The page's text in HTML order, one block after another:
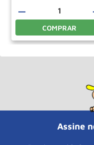
－
COMPRAR
Assine